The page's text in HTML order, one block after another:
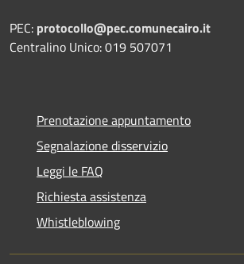
PEC: protocollo@pec.comunecairo.it
Centralino Unico: 019 507071
Prenotazione appuntamento
Segnalazione disservizio
Leggi le FAQ
Richiesta assistenza
Whistleblowing